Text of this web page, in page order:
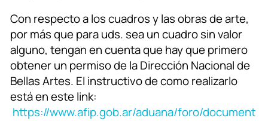
Con respecto a los cuadros y las obras de arte,
por más que para uds. sea un cuadro sin valor
alguno, tengan en cuenta que hay que primero
obtener un permiso de la Dirección Nacional de
Bellas Artes. El instructivo de como realizarlo
está en este link:
https://www.afip.gob.ar/aduana/foro/document